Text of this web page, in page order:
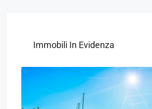
Immobili In Evidenza